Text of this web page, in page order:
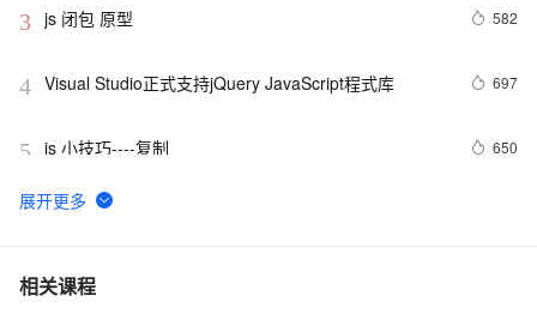
3 js 闭包 原型 582
4 Visual Studio正式支持jQuery JavaScript程式库 697
5 js 小技巧----复制 650
6 创建JavaScript对象
7 Javascript面向对象编程（二）：构造函数的继承 by
相关课程